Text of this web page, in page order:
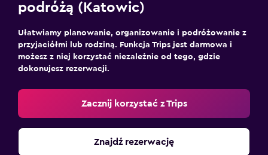
podróżą (Katowic)
Ułatwiamy planowanie, organizowanie i podróżowanie z
przyjaciółmi lub rodziną. Funkcja Trips jest darmowa i
możesz z niej korzystać niezależnie od tego, gdzie
dokonujesz rezerwacji.
Zacznij korzystać z Trips
Znajdź rezerwację